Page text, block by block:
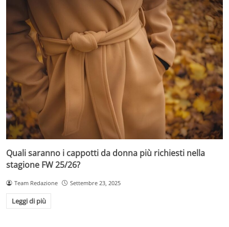
Quali saranno i cappotti da donna più richiesti nella
stagione FW 25/26?
Team Redazione Settembre 23, 2025
Leggi di più